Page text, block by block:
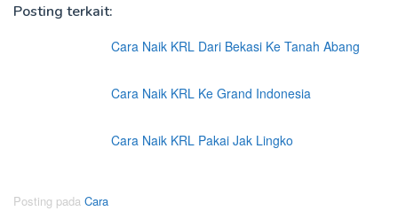
Posting terkait:
Cara Naik KRL Dari Bekasi Ke Tanah Abang
Cara Naik KRL Ke Grand Indonesia
Cara Naik KRL Pakai Jak Lingko
Posting pada Cara